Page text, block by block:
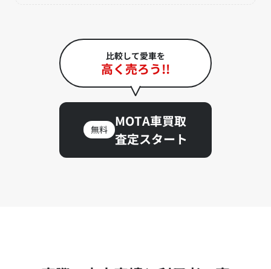
比較して愛車を
高く売ろう!!
無料
MOTA車買取
査定スタート